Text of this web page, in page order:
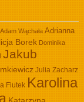
Adam Wąchała Adrianna
Borek Dominika
Jakub
Julia Zacharz
Fiutek Karolina